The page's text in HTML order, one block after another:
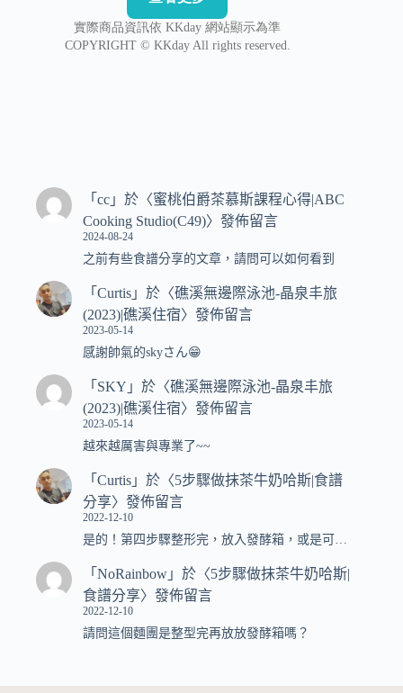
「 cc 」於〈蜜桃伯爵茶慕斯課程心得|ABC
Cooking Studio(C49)〉發佈留言
2024-08-24
之前有些食譜分享的文章，請問可以如何看到
「 Curtis 」於〈礁溪無邊際泳池-晶泉丰旅
(2023)|礁溪住宿〉發佈留言
2023-05-14
感謝帥氣的skyさん😁
「 SKY 」於〈礁溪無邊際泳池-晶泉丰旅
(2023)|礁溪住宿〉發佈留言
2023-05-14
越來越厲害與專業了~~
「 Curtis 」於〈5步驟做抹茶牛奶哈斯|食譜
分享〉發佈留言
2022-12-10
是的！第四步驟整形完，放入發酵箱，或是可…
「 NoRainbow 」於〈5步驟做抹茶牛奶哈斯|
食譜分享〉發佈留言
2022-12-10
請問這個麵團是整型完再放放發酵箱嗎？